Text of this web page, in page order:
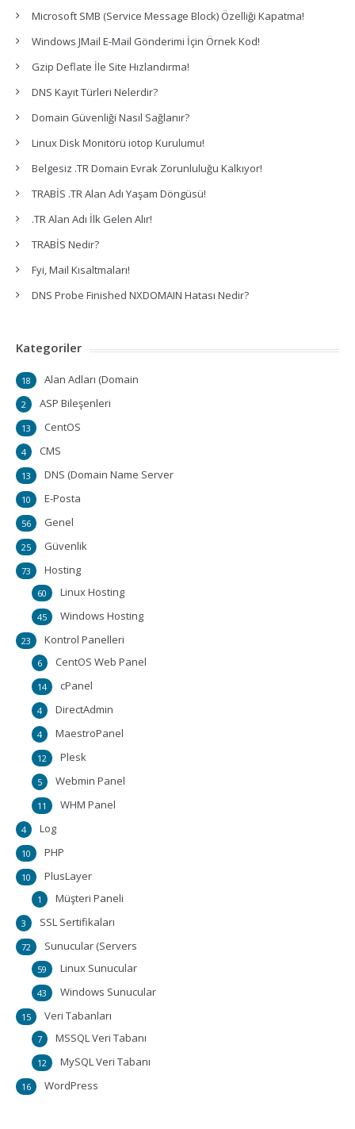
Microsoft SMB (Service Message Block) Özelliği Kapatma!
Windows JMail E-Mail Gönderimi İçin Örnek Kod!
Gzip Deflate İle Site Hızlandırma!
DNS Kayıt Türleri Nelerdir?
Domain Güvenliği Nasıl Sağlanır?
Linux Disk Monitörü iotop Kurulumu!
Belgesiz .TR Domain Evrak Zorunluluğu Kalkıyor!
TRABİS .TR Alan Adı Yaşam Döngüsü!
.TR Alan Adı İlk Gelen Alır!
TRABİS Nedir?
Fyi, Mail Kısaltmaları!
DNS Probe Finished NXDOMAIN Hatası Nedir?
Kategoriler
Alan Adları (Domain
18
ASP Bileşenleri
2
CentOS
13
CMS
4
DNS (Domain Name Server
13
E-Posta
10
Genel
56
Güvenlik
25
Hosting
73
Linux Hosting
60
Windows Hosting
45
Kontrol Panelleri
23
CentOS Web Panel
6
cPanel
14
DirectAdmin
4
MaestroPanel
4
Plesk
12
Webmin Panel
5
WHM Panel
11
Log
4
PHP
10
PlusLayer
10
Müşteri Paneli
1
SSL Sertifikaları
3
Sunucular (Servers
72
Linux Sunucular
59
Windows Sunucular
43
Veri Tabanları
15
MSSQL Veri Tabanı
7
MySQL Veri Tabanı
12
WordPress
16